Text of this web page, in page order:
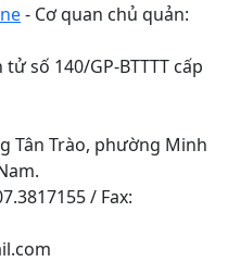
- Cơ quan chủ quản:
số 140/GP-BTTTT cấp
Tân Trào, phường Minh
/ Fax: